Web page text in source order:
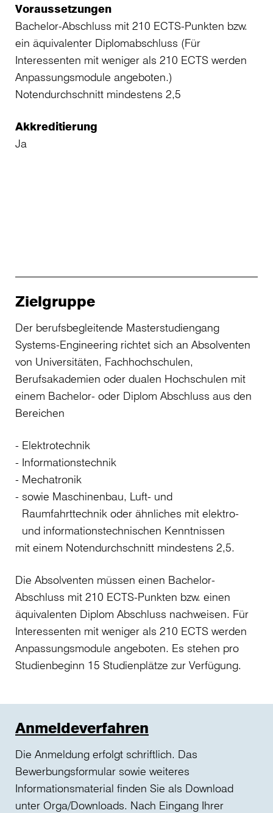
Voraussetzungen
Bachelor-Abschluss mit 210 ECTS-Punkten bzw.
ein äquivalenter Diplomabschluss (Für
Interessenten mit weniger als 210 ECTS werden
Anpassungsmodule angeboten.)
Notendurchschnitt mindestens 2,5
Akkreditierung
Ja
Zielgruppe
Der berufsbegleitende Masterstudiengang
Systems-Engineering richtet sich an Absolventen
von Universitäten, Fachhochschulen,
Berufsakademien oder dualen Hochschulen mit
einem Bachelor- oder Diplom Abschluss aus den
Bereichen
Elektrotechnik
Informationstechnik
Mechatronik
sowie Maschinenbau, Luft- und
Raumfahrttechnik oder ähnliches mit elektro-
und informationstechnischen Kenntnissen
mit einem Notendurchschnitt mindestens 2,5.
Die Absolventen müssen einen Bachelor-
Abschluss mit 210 ECTS-Punkten bzw. einen
äquivalenten Diplom Abschluss nachweisen. Für
Interessenten mit weniger als 210 ECTS werden
Anpassungsmodule angeboten. Es stehen pro
Studienbeginn 15 Studienplätze zur Verfügung.
Anmeldeverfahren
Die Anmeldung erfolgt schriftlich. Das
Bewerbungsformular sowie weiteres
Informationsmaterial finden Sie als Download
unter Orga/Downloads. Nach Eingang Ihrer